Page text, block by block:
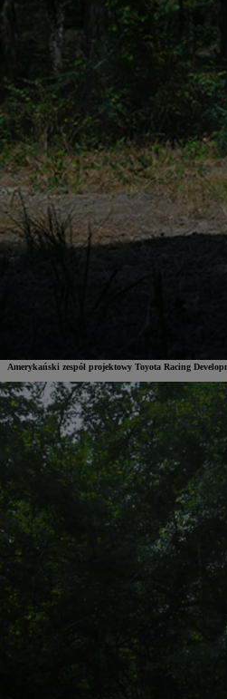
Od
81 900 zł
Yaris Cross
HYBRID
Amerykański zespół projektowy Toyota Racing